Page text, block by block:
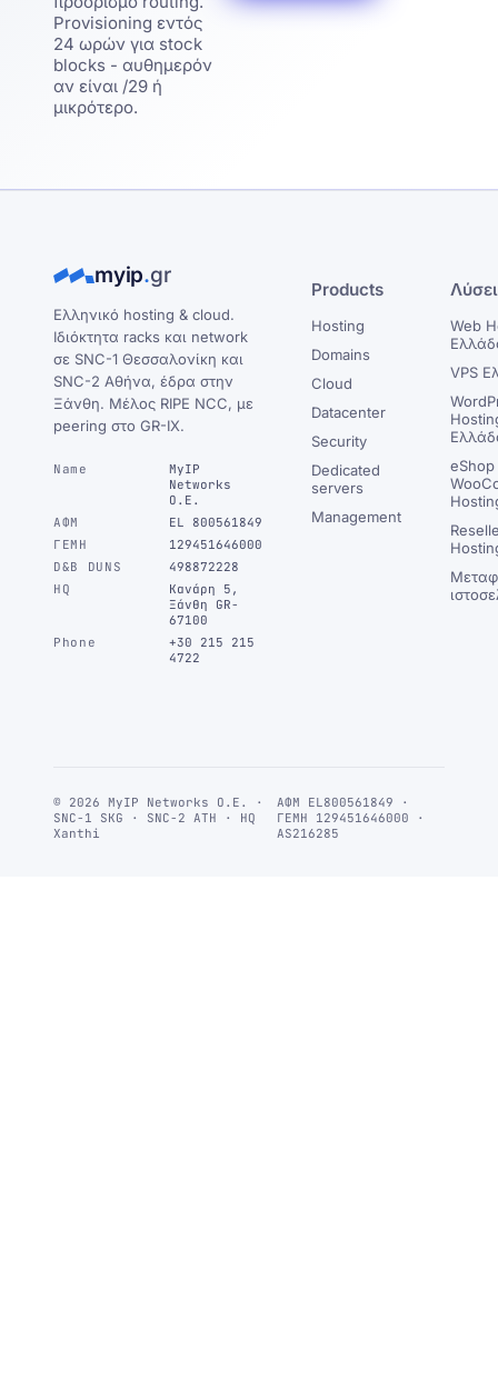
Provisioning εντός
24 ωρών για stock
blocks - αυθημερόν
αν είναι /29 ή
μικρότερο.
myip.gr
Ελληνικό hosting & cloud.
Ιδιόκτητα racks και network
σε SNC-1 Θεσσαλονίκη και
SNC-2 Αθήνα, έδρα στην
Ξάνθη. Μέλος RIPE NCC, με
peering στο GR-IX.
Name
MyIP
Networks
Ο.Ε.
ΑΦΜ
EL 800561849
ΓΕΜΗ
129451646000
D&B DUNS
498872228
HQ
Κανάρη 5,
Ξάνθη GR-
67100
Phone
+30 215 215
4722
Products
Hosting
Domains
Cloud
Datacenter
Security
Dedicated
servers
Management
Web
VPS
© 2026 MyIP Networks Ο.Ε. ·
SNC-1 SKG · SNC-2 ATH · HQ
Xanthi
ΑΦΜ EL800561849 ·
ΓΕΜΗ 129451646000 ·
AS216285